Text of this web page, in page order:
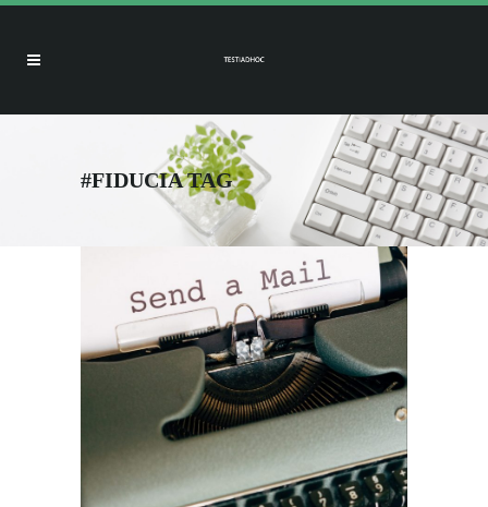
#FIDUCIA TAG